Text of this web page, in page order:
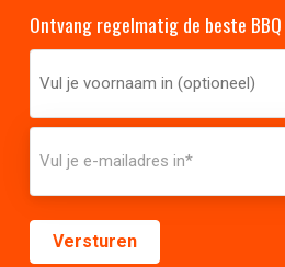
Ontvang regelmatig de beste